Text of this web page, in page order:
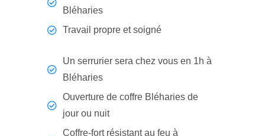
Bléharies
Travail propre et soigné
Un serrurier sera chez vous en 1h à
Bléharies
Ouverture de coffre Bléharies de
jour ou nuit
Coffre-fort résistant au feu à